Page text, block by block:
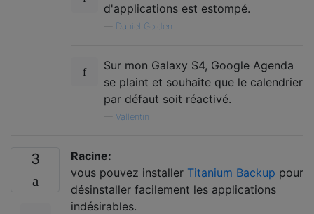
d'applications est estompé.
Daniel Golden
Sur mon Galaxy S4, Google Agenda
se plaint et souhaite que le calendrier
par défaut soit réactivé.
Vallentin
3
Racine:
vous pouvez installer Titanium Backup pour
désinstaller facilement les applications
indésirables.